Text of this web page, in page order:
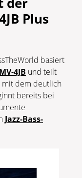
Plus
basiert
4JB und teilt
mit dem deutlich
bereits bei
Jazz-Bass-